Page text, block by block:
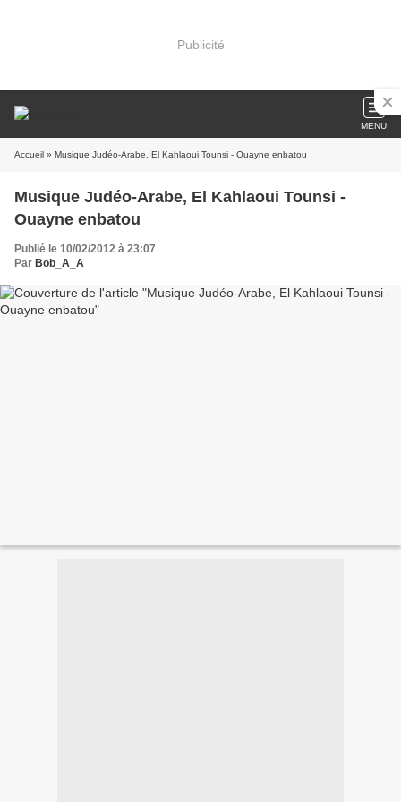
Publicité
MENU
Accueil » Musique Judéo-Arabe, El Kahlaoui Tounsi - Ouayne enbatou
Musique Judéo-Arabe, El Kahlaoui Tounsi -
Ouayne enbatou
Publié le 10/02/2012 à 23:07
Par Bob_A_A